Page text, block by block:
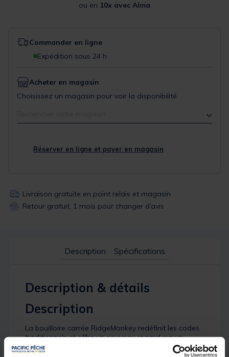
ou en 10x avec Alma
Commander en ligne
Expédition sous 24 h
Acheter en magasin
Choisissez un magasin pour voir la disponibilité
Réserver en ligne et payer en magasin
Livraison gratuite en point relais et magasin
Retour gratuit, 1 mois pour changer d’avis
Description Spécifications
Description & détails
Description
La bouilloire carrée RidgeMonkey redéfinit les codes
traditionnels et offre un nouveau regard sur un
produit resté pratiquement inchangé depuis des